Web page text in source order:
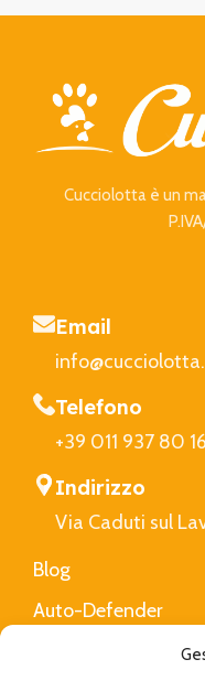
Cucciolotta è un
Email
Telefono
+39 011 937 80 16
Indirizzo
Via Caduti sul
Blog
Auto-Defender